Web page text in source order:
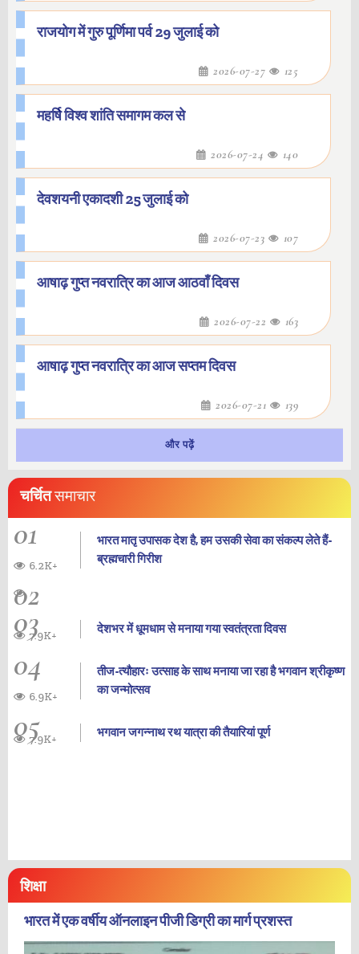
राजयोग में गुरु पूर्णिमा पर्व 29 जुलाई को
2026-07-27 125
महर्षि विश्व शांति समागम कल से
2026-07-24 140
देवशयनी एकादशी 25 जुलाई को
2026-07-23 107
आषाढ़ गुप्त नवरात्रि का आज आठवाँ दिवस
2026-07-22 163
आषाढ़ गुप्त नवरात्रि का आज सप्तम दिवस
2026-07-21 139
और पढ़ें
चर्चितसमाचार
01
भारत मातृ उपासक देश है, हम उसकी सेवा का संकल्प लेते हैं-
ब्रह्मचारी गिरीश
6.2K+
02
03 देशभर में धूमधाम से मनाया गया स्वतंत्रता दिवस
7.9K+
04
तीज-त्यौहारः उत्साह के साथ मनाया जा रहा है भगवान श्रीकृष्ण
का जन्‍मोत्‍सव
6.9K+
05 भगवान जगन्नाथ रथ यात्रा की तैयारियां पूर्ण
7.9K+
शिक्षा
भारत में एक वर्षीय ऑनलाइन पीजी डिग्री का मार्ग प्रशस्त